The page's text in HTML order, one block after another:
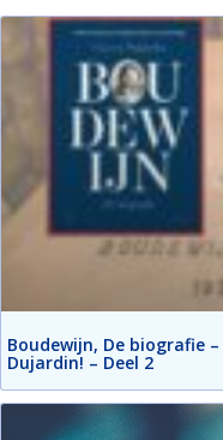
Boudewijn, De biografie
Dujardin! – Deel 2